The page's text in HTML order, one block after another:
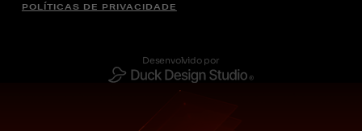
POLÍTICAS DE PRIVACIDADE
Desenvolvido por